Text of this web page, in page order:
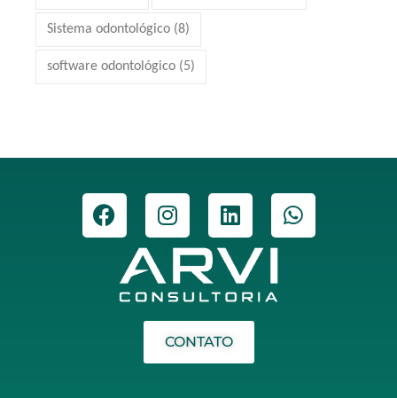
Sistema odontológico (8)
software odontológico (5)
CONTATO